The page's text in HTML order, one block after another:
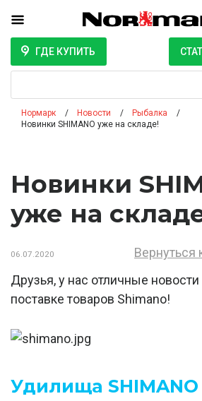
ГДЕ КУПИТЬ
Нормарк Новости
Рыбалка
Новинки SHIMANO уже на складе!
Новинки
уже на
06.07.2020
Вернуться
Друзья, у нас отличные новости
поставке товаров Shimano!
Удилища SHIMANO